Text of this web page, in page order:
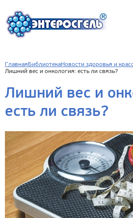
Главная БиблиотекаНовости здоровья и
Лишний вес и онкология: есть ли связь?
Лишний вес и
есть ли связь?